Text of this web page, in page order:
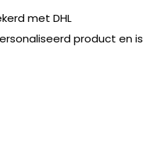
met DHL
product en